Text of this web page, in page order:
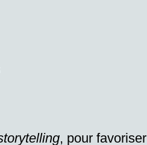
, pour favoriser